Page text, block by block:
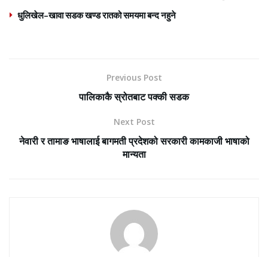
धुलिखेल–खावा सडक खण्ड रातको समयमा बन्द नहुने
Previous Post
पालिकाकै स्रोतबाट पक्की सडक
Next Post
नेवारी र तामाङ भाषालाई बागमती प्रदेशको सरकारी कामकाजी भाषाको
मान्यता